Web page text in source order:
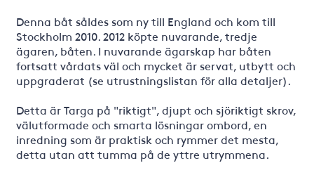
Denna båt såldes som ny till England och kom till
Stockholm 2010. 2012 köpte nuvarande, tredje
ägaren, båten. I nuvarande ägarskap har båten
fortsatt vårdats väl och mycket är servat, utbytt och
uppgraderat (se utrustningslistan för alla detaljer).
Detta är Targa på "riktigt", djupt och sjöriktigt skrov,
välutformade och smarta lösningar ombord, en
inredning som är praktisk och rymmer det mesta,
detta utan att tumma på de yttre utrymmena.